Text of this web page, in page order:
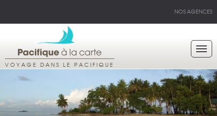
NOS AGENCES
VOYAGE DANS LE PACIFIQUE